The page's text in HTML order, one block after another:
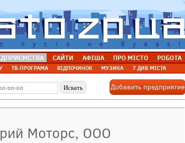
САЙТИ АФІША ПРО МІСТО РОБОТА
ТВ-ПРОГРАМА ВІДПОЧИНОК МУЗИКА 7 ДИВ МІСТА
Добавить предприятие
Моторс, ООО